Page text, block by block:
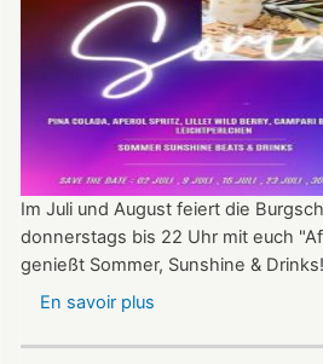
Im Juli und August feiert die
donnerstags bis 22 Uhr mit euch
genießt Sommer, Sunshine & Drinks!
En savoir plus